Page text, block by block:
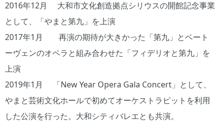
2016年12月 大和市文化創造拠点シリウスの開館記念事業
として、「やまと第九」を上演
2017年1月 再演の期待が大きかった「第九」とベート
ーヴェンのオペラと組み合わせた「フィデリオと第九」を
上演
2019年1月 「New Year Opera Gala Concert」として、
やまと芸術文化ホールで初めてオーケストラピットを利用
した公演を行った。大和シティバレエとも共演。